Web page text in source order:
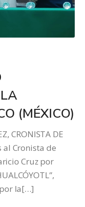
(MÉXICO)
CRONISTA DE
al Cronista de
Cruz por
la[…]